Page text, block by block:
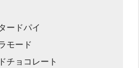
ードパイ
モード
チョコレート